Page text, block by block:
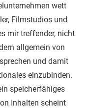
wett
Filmstudios und
mir treffender, nicht
allgemein von
und damit
einzubinden.
speicherfähiges
Inhalten scheint